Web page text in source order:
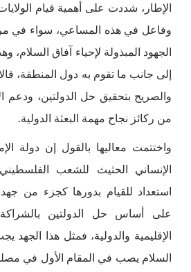
الإطار، شددت على أهمية قيام
وفاعل في هذه المساعي، سواء في
الجهود المبذولة لإحياء آفاق السلام،
إلى جانب ما تقوم به دول المنطقة،
والصريح بتحقيق حل الدولتين، ودعم
من ركائز نجاح مهمة البعثة الدولية.
واختتمت معاليها بالقول إن دولة
الإنساني الحثيث للشعب
استعداد للقيام بدورها كجزء من
على أساس حل الدولتين
الإقليمية والدولية، فمثل هذا الجهد
السلام يصب في المقام الأول في